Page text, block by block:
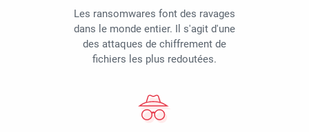
Les ransomwares font des ravages
dans le monde entier. Il s'agit d'une
des attaques de chiffrement de
fichiers les plus redoutées.